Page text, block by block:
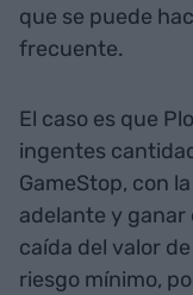
que se puede
frecuente.
El caso es que
ingentes
GameStop, con
adelante y
caída del valor
riesgo mínimo,